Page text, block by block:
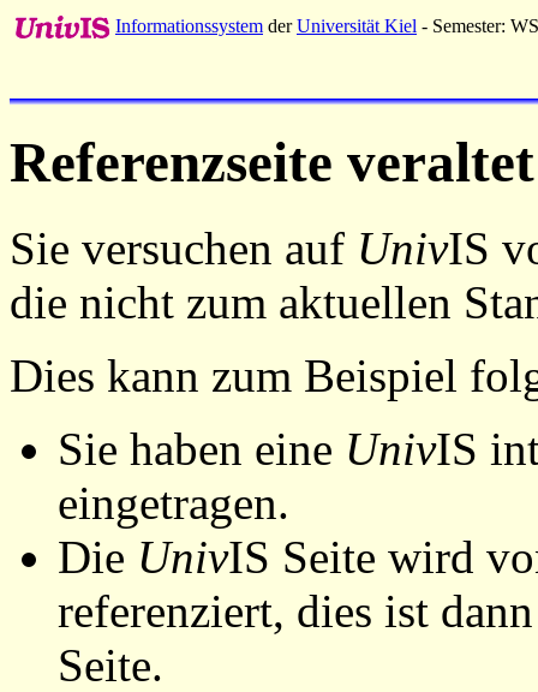
Informationssystem derUniversität Kiel - Semester:
Referenzseite veraltet
Sie versuchen auf UnivIS
die nicht zum aktuellen
Dies kann zum Beispiel
Sie haben eine UnivIS
eingetragen.
Die UnivIS Seite wird
referenziert, dies ist
Seite.